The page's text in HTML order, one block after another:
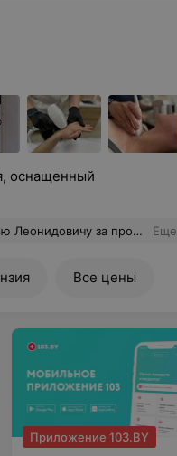
оснащенный
заботу на каждом шаге. Я очень довольна результатом и всем процессом! Рекомендую этого специалиста всем, кто ищет опытного и внимательного врача. Еще
Все цены
Приложение 103.BY